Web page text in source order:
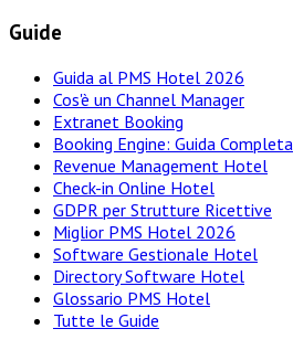
Guide
Guida al PMS Hotel 2026
Cos'è un Channel Manager
Extranet Booking
Booking Engine: Guida Completa
Revenue Management Hotel
Check-in Online Hotel
GDPR per Strutture Ricettive
Miglior PMS Hotel 2026
Software Gestionale Hotel
Directory Software Hotel
Glossario PMS Hotel
Tutte le Guide